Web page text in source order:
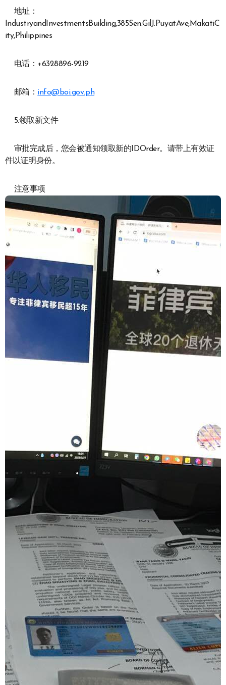
地址：
IndustryandInvestmentsBuilding,385Sen.GilJ.PuyatAve,MakatiC
ity,Philippines
电话：+6328896-9219
邮箱： info@boi.gov.ph
5.领取新文件
审批完成后，您会被通知领取新的IDOrder。请带上有效证
件以证明身份。
注意事项